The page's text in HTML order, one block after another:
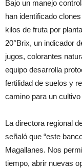
Bajo un manejo
han identificado
kilos de fruta por
20°Brix, un indicador
jugos, colorantes
equipo desarrolla
fertilidad de suelos y
camino para un
La directora regional
señaló que “este
Magallanes. Nos
tiempo, abrir nuevas